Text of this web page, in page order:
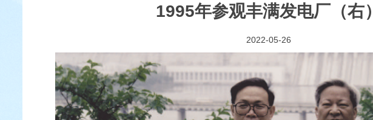
1995年参观丰满发电厂（右）
2022-05-26